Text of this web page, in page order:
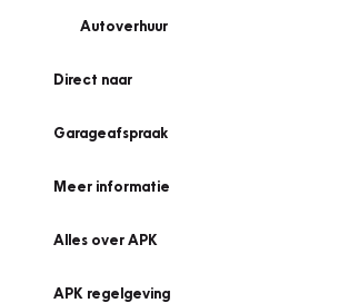
Autoverhuur
Direct naar
Garageafspraak
Meer informatie
Alles over APK
APK regelgeving